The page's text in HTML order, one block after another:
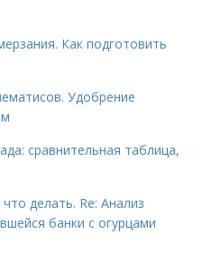
Как подготовить
Удобрение
сравнительная таблица,
делать. Re: Анализ
банки с огурцами